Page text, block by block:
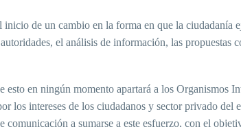
inicio de un cambio en la forma en que la ciudadanía
el análisis de información, las propuestas
esto en ningún momento apartará a los Organismos
los intereses de los ciudadanos y sector privado
comunicación a sumarse a este esfuerzo, con el